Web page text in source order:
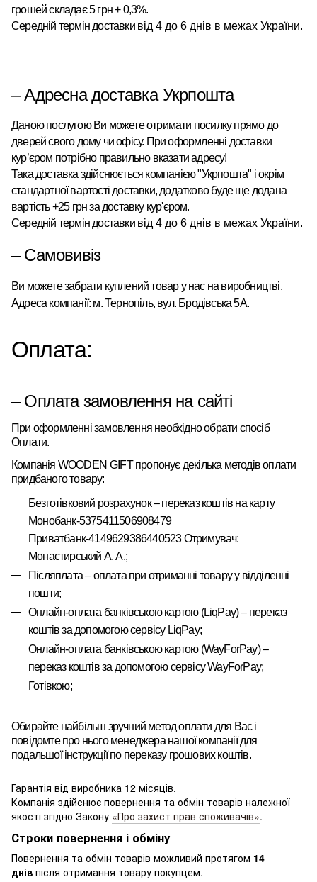
грошей складає 5 грн + 0,3%.
Середній термін доставки від 4 до 6 днів в межах України.
– Адресна доставка Укрпошта
Даною послугою Ви можете отримати посилку прямо до
дверей свого дому чи офісу. При оформленні доставки
кур’єром потрібно правильно вказати адресу!
Така доставка здійснюється компанією "Укрпошта" і окрім
стандартної вартості доставки, додатково буде ще додана
вартість +25 грн за доставку кур'єром.
Середній термін доставки від 4 до 6 днів в межах України.
– Самовивіз
Ви можете забрати куплений товар у нас на виробництві.
Адреса компанії: м. Тернопіль, вул. Бродівська 5А.
Оплата:
– Оплата замовлення на сайті
При оформленні замовлення необхідно обрати спосіб
Оплати.
Компанія WOODEN GIFTпропонує декілька методів оплати
придбаного товару:
Безготівковий розрахунок – переказ коштів на карту
Монобанк-5375411506908479
Приватбанк-4149629386440523 Отримувач:
Монастирський А. А.;
Післяплата – оплата при отриманні товару у відділенні
пошти;
Онлайн-оплата банківською картою (LiqPay)– переказ
коштів за допомогою сервісу LiqPay;
Онлайн-оплата банківською картою (WayForPay)–
переказ коштів за допомогою сервісуWayForPay;
Готівкою;
Обирайте найбільш зручний метод оплати для Вас і
повідомте про нього менеджера нашої компанії для
подальшої інструкції по переказу грошових коштів.
Гарантія від виробника 12 місяців.
Компанія здійснює повернення та обмін товарів належної
якості згідно Закону «Про захист прав споживачів».
Строки повернення і обміну
Повернення та обмін товарів можливий протягом 14
днів після отримання товару покупцем.